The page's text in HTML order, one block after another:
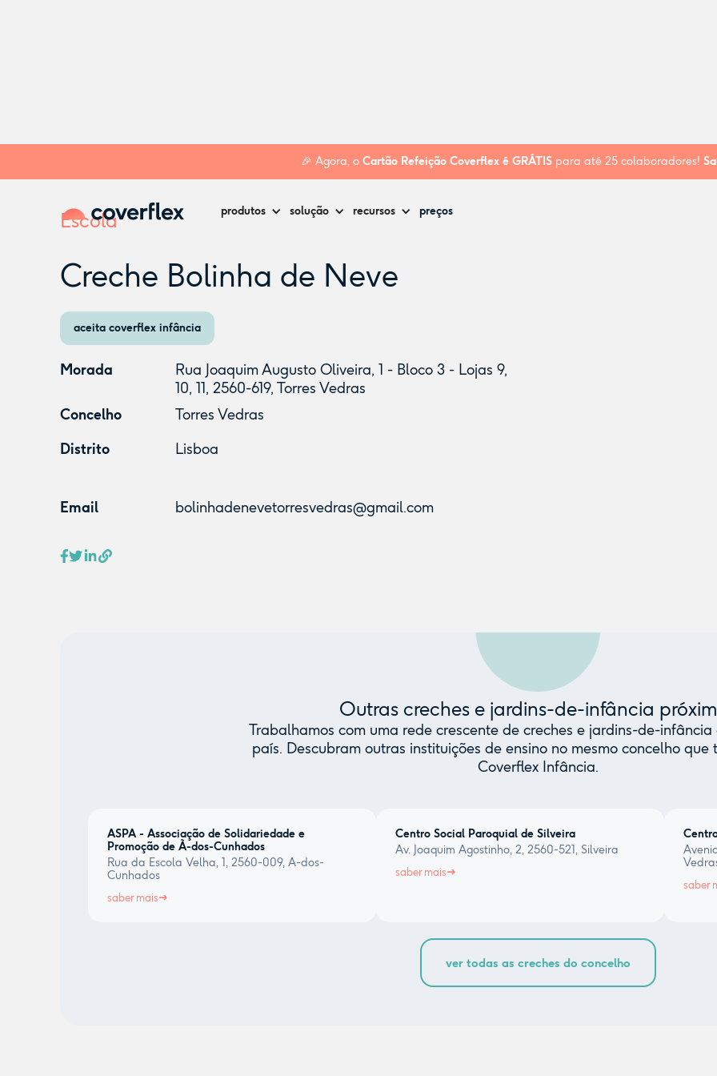
🎉 Agora, o Cartão Refeição Coverflex é GRÁTIS para até 25 colaboradores!
produtos solução recursos preços
Escola
Creche Bolinha de Neve
aceita coverflex infância
Morada
Rua Joaquim Augusto Oliveira, 1 - Bloco 3 - Lojas 9,
10, 11, 2560-619, Torres Vedras
Concelho
Torres Vedras
Distrito
Lisboa
Email bolinhadenevetorresvedras@gmail.com
Outras creches e jardins-de-infância
Trabalhamos com uma rede crescente de creches e jardins-de-
país. Descubram outras instituições de ensino no mesmo concelho
Coverflex Infância.
ASPA - Associação de Solidariedade e
Promoção de À-dos-Cunhados
Rua da Escola Velha, 1, 2560-009, A-dos-
Cunhados
saber mais
Centro Social Paroquial de Silveira
Av. Joaquim Agostinho, 2, 2560-521, Silveira
saber mais
saber
ver todas as creches do concelho